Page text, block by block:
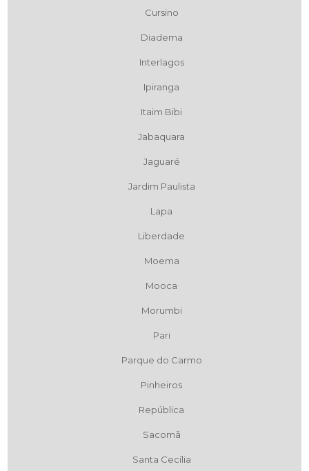
Cursino
Diadema
Interlagos
Ipiranga
Itaim Bibi
Jabaquara
Jaguaré
Jardim Paulista
Lapa
Liberdade
Moema
Mooca
Morumbi
Pari
Parque do Carmo
Pinheiros
República
Sacomã
Santa Cecília